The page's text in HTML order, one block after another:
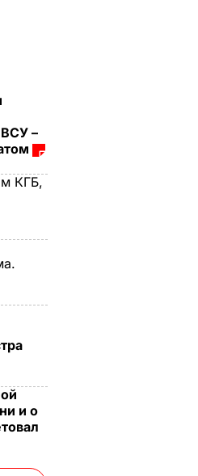
–
КГБ,
и о